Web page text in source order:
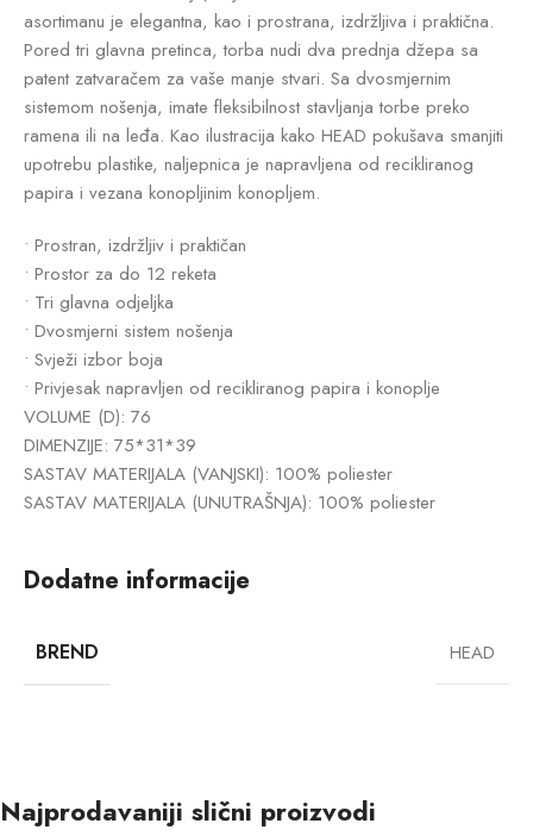
asortimanu je elegantna, kao i prostrana, izdržljiva i praktična.
Pored tri glavna pretinca, torba nudi dva prednja džepa sa
patent zatvaračem za vaše manje stvari. Sa dvosmjernim
sistemom nošenja, imate fleksibilnost stavljanja torbe preko
ramena ili na leđa. Kao ilustracija kako HEAD pokušava smanjiti
upotrebu plastike, naljepnica je napravljena od recikliranog
papira i vezana konopljinim konopljem.
• Prostran, izdržljiv i praktičan
• Prostor za do 12 reketa
• Tri glavna odjeljka
• Dvosmjerni sistem nošenja
• Svježi izbor boja
• Privjesak napravljen od recikliranog papira i konoplje
VOLUME (D): 76
DIMENZIJE: 75*31*39
SASTAV MATERIJALA (VANJSKI): 100% poliester
SASTAV MATERIJALA (UNUTRAŠNJA): 100% poliester
Dodatne informacije
BREND HEAD
Najprodavaniji slični proizvodi